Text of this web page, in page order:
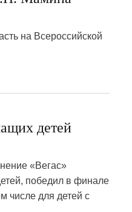
на Всероссийской
детей
«Вегас»
победил в финале
числе для детей с